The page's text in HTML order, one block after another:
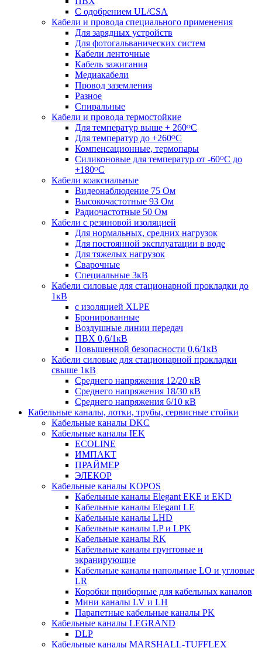
С одобрением UL/CSA
Кабели и провода специального применения
Для зарядных устройств
Для фотогальванических систем
Кабели ленточные
Кабель зажигания
Медиакабели
Провод заземления
Разное
Спиральные
Кабели и провода термостойкие
Для температур выше + 260ᴼС
Для температур до +260ᴼС
Компенсационные, термопары
Силиконовые для температур от -60ᴼC до
+180ᴼС
Кабели коаксиальные
Видеонаблюдение 75 Ом
Высокочастотные 93 Ом
Радиочастотные 50 Ом
Кабели с резиновой изоляцией
Для нормальных, средних нагрузок
Для постоянной эксплуатации в воде
Для тяжелых нагрузок
Сварочные
Специальные 3кВ
Кабели силовые для стационарной прокладки до
1кВ
c изоляцией XLPE
Бронированные
Воздушные линии передач
ПВХ 0,6/1кВ
Повышенной безопасности 0,6/1кВ
Кабели силовые для стационарной прокладки
свыше 1кВ
Среднего напряжения 12/20 кВ
Среднего напряжения 18/30 кВ
Среднего напряжения 6/10 кВ
Кабельные каналы, лотки, трубы, сервисные стойки
Кабельные каналы DKC
Кабельные каналы IEK
ECOLINE
ИМПАКТ
ПРАЙМЕР
ЭЛЕКОР
Кабельные каналы KOPOS
Кабельные каналы Elegant EKE и EKD
Кабельные каналы Elegant LE
Кабельные каналы LHD
Кабельные каналы LP и LPK
Кабельные каналы RK
Кабельные каналы грунтовые и
экранирующие
Кабельные каналы напольные LO и угловые
LR
Коробки приборные для кабельных каналов
Мини каналы LV и LH
Парапетные кабельные каналы PK
Кабельные каналы LEGRAND
DLP
Кабельные каналы MARSHALL-TUFFLEX